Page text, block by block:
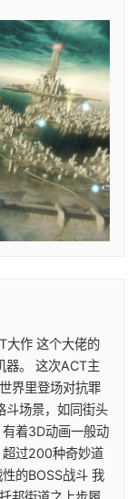
大作 这个大佬的
器。 这次ACT主
界里登场对抗罪
斗场景，如同街头
着3D动画一般动
超过200种奇妙道
的BOSS战斗 我